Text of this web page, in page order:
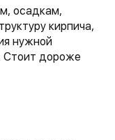
осадкам,
кирпича,
нужной
Стоит дороже